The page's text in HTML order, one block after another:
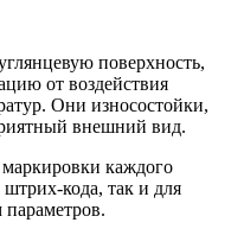
поверхность,
от воздействия
Они износостойки,
внешний вид.
каждого
кода, так и для